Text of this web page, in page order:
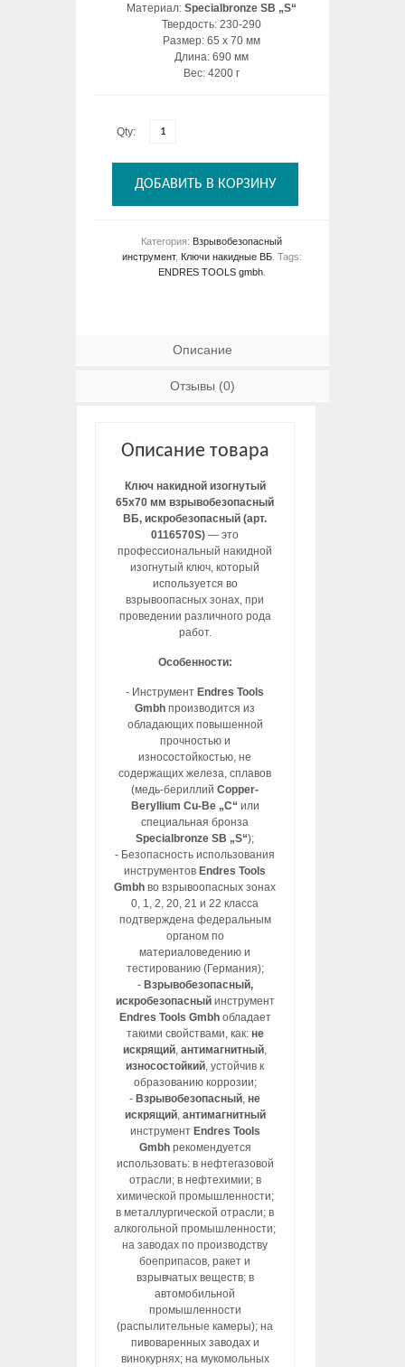
Материал: Specialbronze SB „S“
Твердость: 230-290
Размер: 65 х 70 мм
Длина: 690 мм
Вес: 4200 г
Qty:
ДОБАВИТЬ В КОРЗИНУ
Категория: Взрывобезопасный
инструмент, Ключи накидные ВБ. Tags:
ENDRES TOOLS gmbh.
Описание
Отзывы (0)
Описание товара
Ключ накидной изогнутый
65х70 мм взрывобезопасный
ВБ, искробезопасный (арт.
0116570S) — это
профессиональный накидной
изогнутый ключ, который
используется во
взрывоопасных зонах, при
проведении различного рода
работ.
Особенности:
- Инструмент Endres Tools
Gmbh производится из
обладающих повышенной
прочностью и
износостойкостью, не
содержащих железа, сплавов
(медь-бериллийCopper-
Beryllium Cu-Be „C“ или
специальная бронза
Specialbronze SB „S“);
- Безопасность использования
инструментов Endres Tools
Gmbh во взрывоопасных зонах
0, 1, 2, 20, 21 и 22 класса
подтверждена федеральным
органом по
материаловедению и
тестированию (Германия);
- Взрывобезопасный,
искробезопасныйинструмент
Endres Tools Gmbhобладает
такими свойствами, как: не
искрящий,антимагнитный,
износостойкий, устойчив к
образованию коррозии;
- Взрывобезопасный,не
искрящий, антимагнитный
инструмент Endres Tools
Gmbhрекомендуется
использовать: в нефтегазовой
отрасли; в нефтехимии; в
химической промышленности;
в металлургической отрасли; в
алкогольной промышленности;
на заводах по производству
боеприпасов, ракет и
взрывчатых веществ; в
автомобильной
промышленности
(распылительные камеры); на
пивоваренных заводах и
винокурнях; на мукомольных